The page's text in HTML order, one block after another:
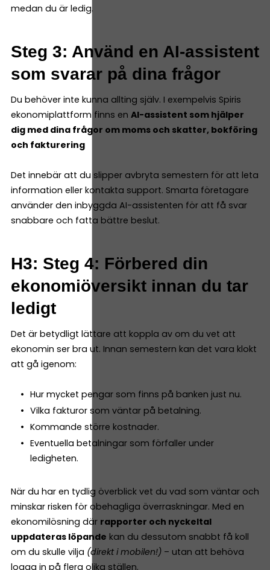
medan du är ledig.
Steg 3: Använd en AI-assistent
som svarar på dina frågor
Du behöver inte kunna allting själv. I exempelvis Spiris
ekonomiplattform finns en AI-assistent som hjälper
dig med dina frågor om moms och skatter, bokföring
och fakturering
Det innebär att du slipper avbryta semestern för att leta
information eller kontakta support. Smarta företagare
använder den inbyggda AI-assistenten för att få svar
snabbare och fatta bättre beslut.
H3: Steg 4: Förbered din
ekonomiöversikt innan du tar
ledigt
Det är betydligt lättare att koppla av om du vet att
ekonomin ser bra ut. Innan semestern kan det vara klokt
att gå igenom:
Hur mycket pengar som finns på banken just nu.
Vilka fakturor som väntar på betalning.
Kommande större kostnader.
Eventuella betalningar som förfaller under
ledigheten.
När du har en tydlig överblick vet du vad som väntar och
minskar risken för obehagliga överraskningar. Med en
ekonomilösning där rapporter och nyckeltal
uppdateras löpande kan du dessutom snabbt få koll
om du skulle vilja (direkt i mobilen!) – utan att behöva
logga in på flera olika ställen.